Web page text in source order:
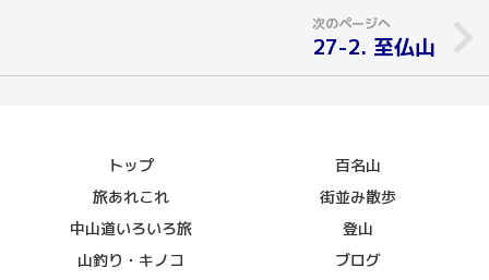
27-2. 至仏山
トップ
百名山
旅あれこれ
街並み散歩
中山道いろいろ旅
登山
山釣り・キノコ
ブログ